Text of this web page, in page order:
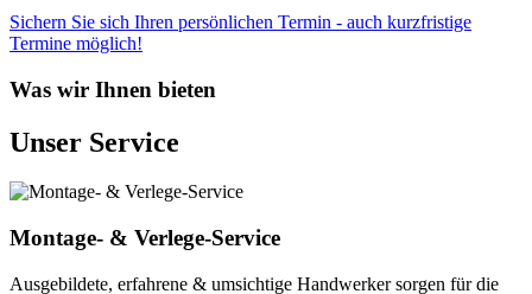
Sichern Sie sich Ihren persönlichen Termin - auch kurzfristige
Termine möglich!
Was wir Ihnen bieten
Unser Service
Montage- & Verlege-Service
Ausgebildete, erfahrene & umsichtige Handwerker sorgen für die